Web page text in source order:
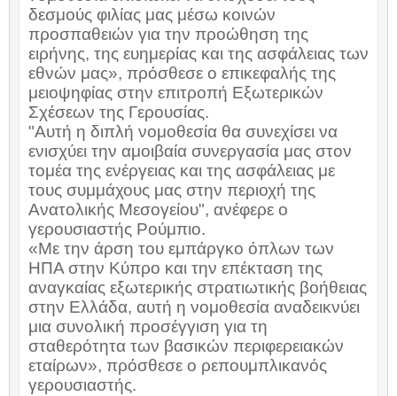
δεσμούς φιλίας μας μέσω κοινών
προσπαθειών για την προώθηση της
ειρήνης, της ευημερίας και της ασφάλειας των
εθνών μας», πρόσθεσε ο επικεφαλής της
μειοψηφίας στην επιτροπή Εξωτερικών
Σχέσεων της Γερουσίας.
"Αυτή η διπλή νομοθεσία θα συνεχίσει να
ενισχύει την αμοιβαία συνεργασία μας στον
τομέα της ενέργειας και της ασφάλειας με
τους συμμάχους μας στην περιοχή της
Ανατολικής Μεσογείου", ανέφερε ο
γερουσιαστής Ρούμπιο.
«Με την άρση του εμπάργκο όπλων των
ΗΠΑ στην Κύπρο και την επέκταση της
αναγκαίας εξωτερικής στρατιωτικής βοήθειας
στην Ελλάδα, αυτή η νομοθεσία αναδεικνύει
μια συνολική προσέγγιση για τη
σταθερότητα των βασικών περιφερειακών
εταίρων», πρόσθεσε ο ρεπουμπλικανός
γερουσιαστής.